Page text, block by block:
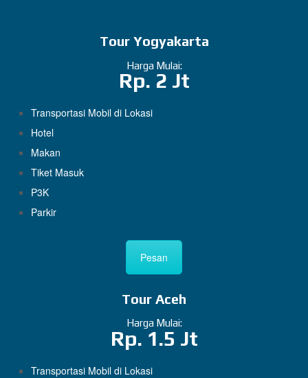
Tour Yogyakarta
Harga Mulai:
Rp. 2 Jt
Transportasi Mobil di Lokasi
Hotel
Makan
Tiket Masuk
P3K
Parkir
Pesan
Tour Aceh
Harga Mulai:
Rp. 1.5 Jt
Transportasi Mobil di Lokasi